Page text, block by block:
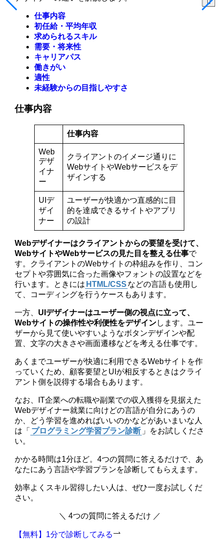
仕事内容
初任給・平均年収
求められるスキル
需要・将来性
キャリアパス
働きがい
適性
未経験からの目指しやすさ
仕事内容
仕事内容
Web
デザ
イナ
ー
クライアントのイメージ通りに
WebサイトやWebサービスをデ
ザインする
UIデ
ザイ
ナー
ユーザーが快適かつ直感的に目
的を達成できるサイトやアプリ
の設計
Webデザイナーはクライアントからの要望を受けて、
WebサイトやWebサービスの見た目を整える仕事で
す。クライアントのWebサイトの枠組みを作り、コン
セプトや雰囲気に合った画像やフォントの設置などを
行います。ときには HTML/CSS などの言語も使用し
て、コーディングを行うケースもあります。
一方、 UIデザイナーはユーザー側の視点に立って、
Webサイトの操作性や利便性をデザインします。ユー
ザーから見て使いやすいようなボタンデザインや配
置、文字の大きさや画面遷移などを考える仕事です。
あくまでユーザーが快適に利用できるWebサイトを作
っていくため、顧客要望とUIが相反するときはクライ
アント側を説得する場合もあります。
なお、IT企業への転職や副業での収入獲得を見据えた
Webデザイナー就業に向けどの言語が自分にあうの
か、どう学習を進めればいいのかなどがあいまいな人
は「 プログラミング学習プラン診断 」をお試しくださ
い。
かかる時間は1分ほど。4つの質問に答えるだけで、あ
なたにあう言語や学習プランを診断してもらえます。
効率よくスキル習得したい人は、ぜひ一度お試しくだ
さい。
＼ 4つの質問に答えるだけ ／
【無料】1分で診断してみる